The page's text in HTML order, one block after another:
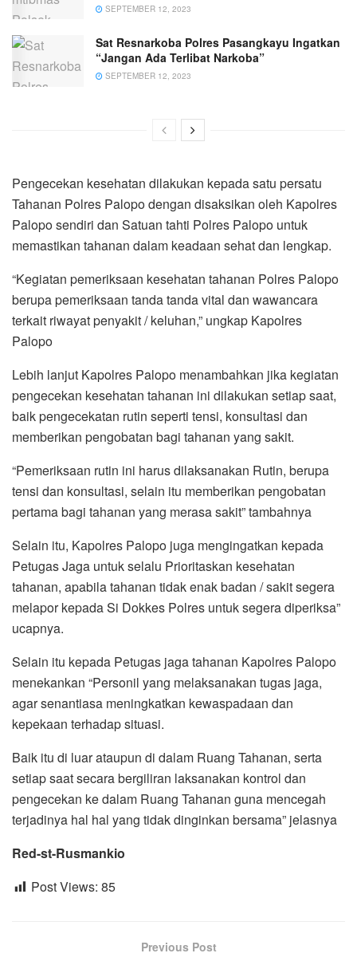
SEPTEMBER 12, 2023
Sat Resnarkoba Polres Pasangkayu Ingatkan
“Jangan Ada Terlibat Narkoba”
SEPTEMBER 12, 2023
Pengecekan kesehatan dilakukan kepada satu persatu
Tahanan Polres Palopo dengan disaksikan oleh Kapolres
Palopo sendiri dan Satuan tahti Polres Palopo untuk
memastikan tahanan dalam keadaan sehat dan lengkap.
“Kegiatan pemeriksaan kesehatan tahanan Polres Palopo
berupa pemeriksaan tanda tanda vital dan wawancara
terkait riwayat penyakit / keluhan,” ungkap Kapolres
Palopo
Lebih lanjut Kapolres Palopo menambahkan jika kegiatan
pengecekan kesehatan tahanan ini dilakukan setiap saat,
baik pengecekatan rutin seperti tensi, konsultasi dan
memberikan pengobatan bagi tahanan yang sakit.
“Pemeriksaan rutin ini harus dilaksanakan Rutin, berupa
tensi dan konsultasi, selain itu memberikan pengobatan
pertama bagi tahanan yang merasa sakit” tambahnya
Selain itu, Kapolres Palopo juga mengingatkan kepada
Petugas Jaga untuk selalu Prioritaskan kesehatan
tahanan, apabila tahanan tidak enak badan / sakit segera
melapor kepada Si Dokkes Polres untuk segera diperiksa”
ucapnya.
Selain itu kepada Petugas jaga tahanan Kapolres Palopo
menekankan “Personil yang melaksanakan tugas jaga,
agar senantiasa meningkatkan kewaspadaan dan
kepekaan terhadap situasi.
Baik itu di luar ataupun di dalam Ruang Tahanan, serta
setiap saat secara bergiliran laksanakan kontrol dan
pengecekan ke dalam Ruang Tahanan guna mencegah
terjadinya hal hal yang tidak dinginkan bersama” jelasnya
Red-st-Rusmankio
Post Views: 85
Previous Post